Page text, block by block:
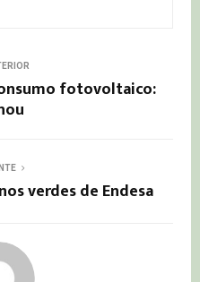
fotovoltaico:
verdes de Endesa